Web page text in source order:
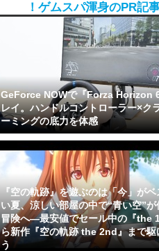
！ゲムスパ渾身のPR記事
GeForce NOWで『Forza Horizon
レイ。ハンドルコントローラー×ク
ーミングの底力を体感
『空の軌跡』を遊ぶのは「今」が
い夏、涼しい部屋の中で“青い空”
冒険へ―最安値でセール中の『the
ら新作『空の軌跡 the 2nd』まで駆
う